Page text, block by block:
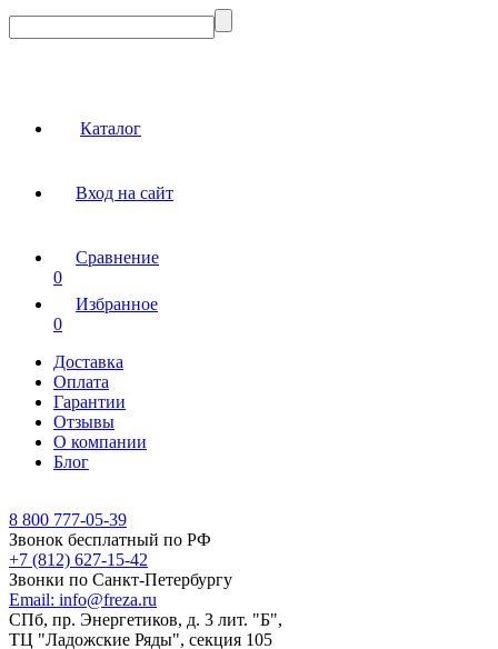
Каталог
Вход на сайт
Сравнение
0
Избранное
0
Доставка
Оплата
Гарантии
Отзывы
О компании
Блог
8 800 777-05-39
Звонок бесплатный по РФ
+7 (812) 627-15-42
Звонки по Санкт-Петербургу
Email: info@freza.ru
СПб, пр. Энергетиков, д. 3 лит. "Б",
ТЦ "Ладожские Ряды", секция 105